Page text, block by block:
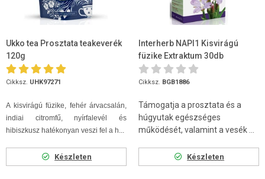
Ukko tea Prosztata teakeverék
120g
Cikksz. UHK97271
A kisvirágú füzike, fehér árvacsalán,
indiai citromfű, nyírfalevél és
hibiszkusz hatékonyan veszi fel a h...
Készleten
Interherb NAPI1 Kisvirágú
füzike Extraktum 30db
Cikksz. BGB1886
Támogatja a prosztata és a
húgyutak egészséges
működését, valamint a vesék ...
Készleten